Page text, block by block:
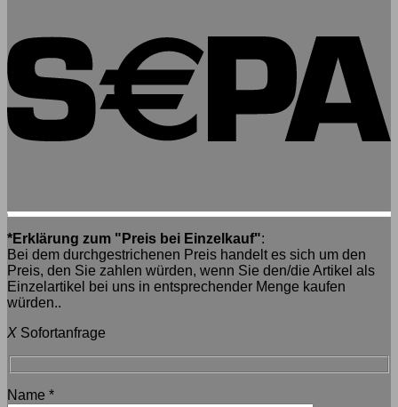
*Erklärung zum "Preis bei Einzelkauf":
Bei dem durchgestrichenen Preis handelt es sich um den
Preis, den Sie zahlen würden, wenn Sie den/die Artikel als
Einzelartikel bei uns in entsprechender Menge kaufen
würden..
X Sofortanfrage
Name *